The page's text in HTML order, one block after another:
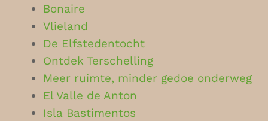
Bonaire
Vlieland
De Elfstedentocht
Ontdek Terschelling
Meer ruimte, minder gedoe onderweg
El Valle de Anton
Isla Bastimentos